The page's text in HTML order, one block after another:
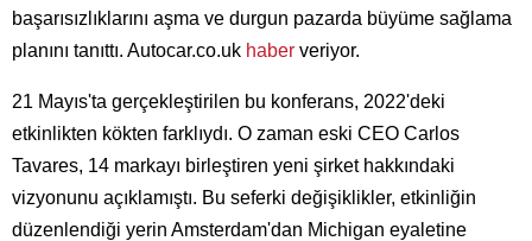
başarısızlıklarını aşma ve durgun pazarda büyüme sağlama
planını tanıttı. Autocar.co.uk haber veriyor.
21 Mayıs'ta gerçekleştirilen bu konferans, 2022'deki
etkinlikten kökten farklıydı. O zaman eski CEO Carlos
Tavares, 14 markayı birleştiren yeni şirket hakkındaki
vizyonunu açıklamıştı. Bu seferki değişiklikler, etkinliğin
düzenlendiği yerin Amsterdam'dan Michigan eyaletine